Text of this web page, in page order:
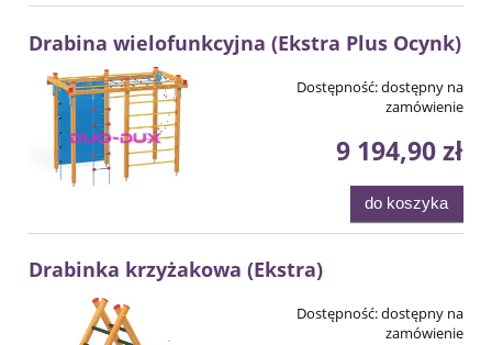
Drabina wielofunkcyjna (Ekstra Plus Ocynk)
Dostępność:dostępny na
zamówienie
9 194,90 zł
do koszyka
Drabinka krzyżakowa (Ekstra)
Dostępność:dostępny na
zamówienie